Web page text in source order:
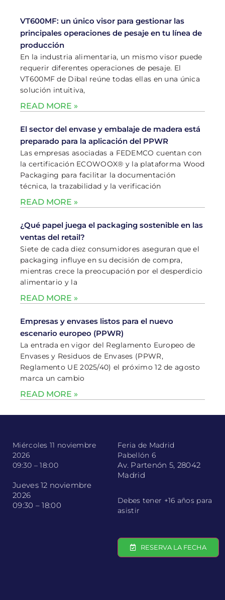
VT600MF: un único visor para gestionar las
principales operaciones de pesaje en tu línea de
producción
En la industria alimentaria, un mismo visor puede
requerir diferentes operaciones de pesaje. El
VT600MF de Dibal reúne todas ellas en una única
solución intuitiva,
READ MORE »
El sector del envase y embalaje de madera está
preparado para la aplicación del PPWR
Las empresas asociadas a FEDEMCO cuentan con
la certificación ECOWOOX® y la plataforma Wood
Packaging para facilitar la documentación
técnica, la trazabilidad y la verificación
READ MORE »
¿Qué papel juega el packaging sostenible en las
ventas del retail?
Siete de cada diez consumidores aseguran que el
packaging influye en su decisión de compra,
mientras crece la preocupación por el desperdicio
alimentario y la
READ MORE »
Empresas y envases listos para el nuevo
escenario europeo (PPWR)
La entrada en vigor del Reglamento Europeo de
Envases y Residuos de Envases (PPWR,
Reglamento UE 2025/40) el próximo 12 de agosto
marca un cambio
READ MORE »
Miércoles 11 noviembre
2026
09:30 – 18:00
Jueves 12 noviembre
2026
09:30 – 18:00
Feria de Madrid
Pabellón 6
Av. Partenón 5, 28042
Madrid
Debes tener +16 años para
asistir
RESERVA LA FECHA